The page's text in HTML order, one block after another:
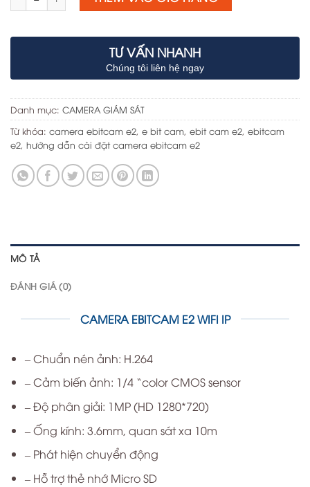
TƯ VẤN NHANH
Chúng tôi liên hệ ngay
Danh mục: CAMERA GIÁM SÁT
Từ khóa: camera ebitcam e2, e bit cam, ebit cam e2, ebitcam
e2, hướng dẫn cài đặt camera ebitcam e2
MÔ TẢ
ĐÁNH GIÁ (0)
CAMERA EBITCAM E2 WIFI IP
– Chuẩn nén ảnh: H.264
– Cảm biến ảnh: 1/4 “color CMOS sensor
– Độ phân giải: 1MP (HD 1280*720)
– Ống kính: 3.6mm, quan sát xa 10m
– Phát hiện chuyển động
– Hỗ trợ thẻ nhớ Micro SD